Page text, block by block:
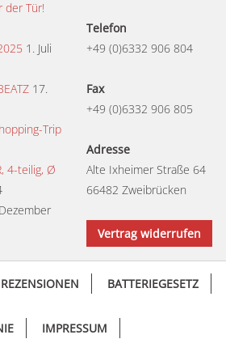
der Tür!
1. Juli
17.
Trip
4-teilig, Ø
Telefon
+49 (0)6332 906 804
Fax
+49 (0)6332 906 805
Adresse
Alte Ixheimer Straße 64
66482 Zweibrücken
Vertrag widerrufen
REZENSIONEN BATTERIEGESETZ
IMPRESSUM